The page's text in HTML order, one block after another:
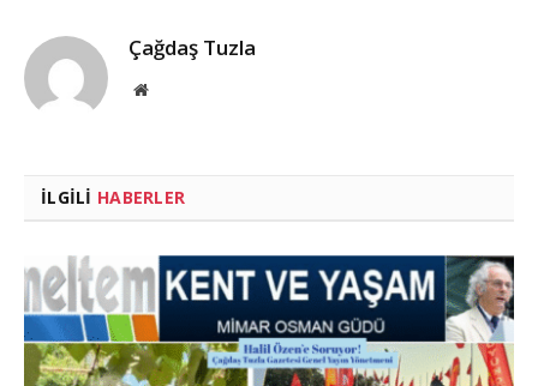
Çağdaş Tuzla
Website
İLGILI HABERLER